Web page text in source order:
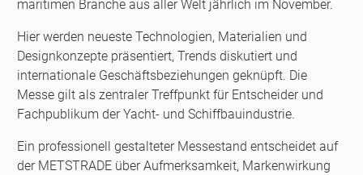
maritimen Branche aus aller Welt jährlich im November.
Hier werden neueste Technologien, Materialien und
Designkonzepte präsentiert, Trends diskutiert und
internationale Geschäftsbeziehungen geknüpft. Die
Messe gilt als zentraler Treffpunkt für Entscheider und
Fachpublikum der Yacht- und Schiffbauindustrie.
Ein professionell gestalteter Messestand entscheidet auf
der METSTRADE über Aufmerksamkeit, Markenwirkung